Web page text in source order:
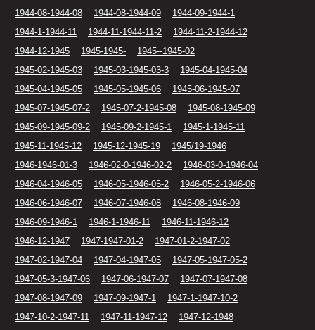
1944-08-1944-08
1944-08-1944-09
1944-09-1944-1
1944-1-1944-11
1944-11-1944-11-2
1944-11-2-1944-12
1944-12-1945
1945-1945-
1945--1945-02
1945-02-1945-03
1945-03-1945-03-3
1945-04-1945-04
1945-04-1945-05
1945-05-1945-06
1945-06-1945-07
1945-07-1945-07-2
1945-07-2-1945-08
1945-08-1945-09
1945-09-1945-09-2
1945-09-2-1945-1
1945-1-1945-11
1945-11-1945-12
1945-12-1945-19
1945/19-1946
1946-1946-01-3
1946-02-0-1946-02-2
1946-03-0-1946-04
1946-04-1946-05
1946-05-1946-05-2
1946-05-2-1946-06
1946-06-1946-07
1946-07-1946-08
1946-08-1946-09
1946-09-1946-1
1946-1-1946-11
1946-11-1946-12
1946-12-1947
1947-1947-01-2
1947-01-2-1947-02
1947-02-1947-04
1947-04-1947-05
1947-05-1947-05-2
1947-05-3-1947-06
1947-06-1947-07
1947-07-1947-08
1947-08-1947-09
1947-09-1947-1
1947-1-1947-10-2
1947-10-2-1947-11
1947-11-1947-12
1947-12-1948